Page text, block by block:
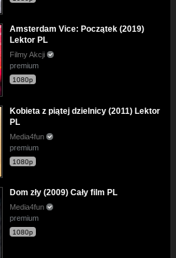
Amsterdam Vice: Początek (2019)
Lektor PL
Filmy Akcji
premium
1080p
Kobieta z piątej dzielnicy (2011) Lektor
PL
Media4fun
premium
1080p
Dom zły (2009) Cały film PL
Media4fun
premium
1080p